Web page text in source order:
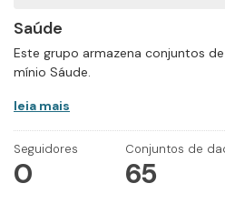
Saúde
Este grupo armazena conjuntos
mínio Sáude.
leia mais
Seguidores
0
Conjuntos de
65